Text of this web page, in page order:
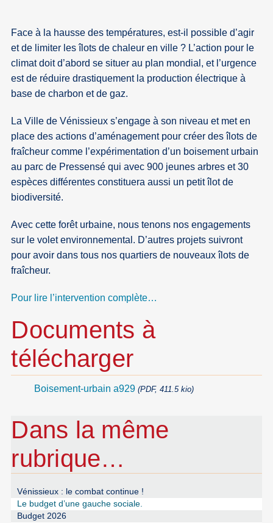
Face à la hausse des températures, est-il possible d’agir
et de limiter les îlots de chaleur en ville ? L’action pour le
climat doit d’abord se situer au plan mondial, et l’urgence
est de réduire drastiquement la production électrique à
base de charbon et de gaz.
La Ville de Vénissieux s’engage à son niveau et met en
place des actions d’aménagement pour créer des îlots de
fraîcheur comme l’expérimentation d’un boisement urbain
au parc de Pressensé qui avec 900 jeunes arbres et 30
espèces différentes constituera aussi un petit îlot de
biodiversité.
Avec cette forêt urbaine, nous tenons nos engagements
sur le volet environnemental. D’autres projets suivront
pour avoir dans tous nos quartiers de nouveaux îlots de
fraîcheur.
Pour lire l’intervention complète…
Documents à
télécharger
Boisement-urbain a929 (PDF, 411.5 kio)
Dans la même
rubrique…
Vénissieux : le combat continue !
Le budget d’une gauche sociale.
Budget 2026